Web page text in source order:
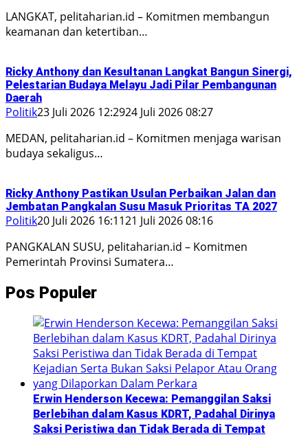
LANGKAT, pelitaharian.id – Komitmen membangun
keamanan dan ketertiban…
Ricky Anthony dan Kesultanan Langkat Bangun Sinergi,
Pelestarian Budaya Melayu Jadi Pilar Pembangunan
Daerah
Politik23 Juli 2026 12:2924 Juli 2026 08:27
MEDAN, pelitaharian.id – Komitmen menjaga warisan
budaya sekaligus…
Ricky Anthony Pastikan Usulan Perbaikan Jalan dan
Jembatan Pangkalan Susu Masuk Prioritas TA 2027
Politik20 Juli 2026 16:1121 Juli 2026 08:16
PANGKALAN SUSU, pelitaharian.id – Komitmen
Pemerintah Provinsi Sumatera…
Pos Populer
Erwin Henderson Kecewa: Pemanggilan Saksi
Berlebihan dalam Kasus KDRT, Padahal Dirinya
Saksi Peristiwa dan Tidak Berada di Tempat